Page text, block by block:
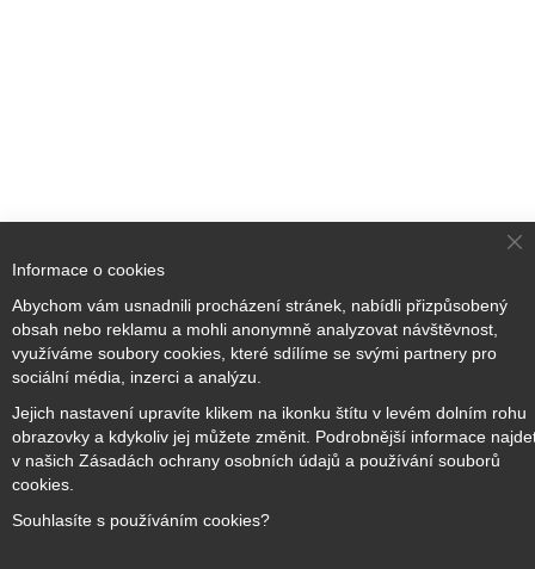
Přihlaste se k odběru novinek
Copyright © 2017–2026BRIDGE Academy
Informace o cookies
Abychom vám usnadnili procházení stránek, nabídli přizpůsobený
obsah nebo reklamu a mohli anonymně analyzovat návštěvnost,
využíváme soubory cookies, které sdílíme se svými partnery pro
sociální média, inzerci a analýzu.
Jejich nastavení upravíte klikem na ikonku štítu v levém dolním rohu
obrazovky a kdykoliv jej můžete změnit. Podrobnější informace
v našich Zásadách ochrany osobních údajů a používání souborů
cookies.
Souhlasíte s používáním cookies?